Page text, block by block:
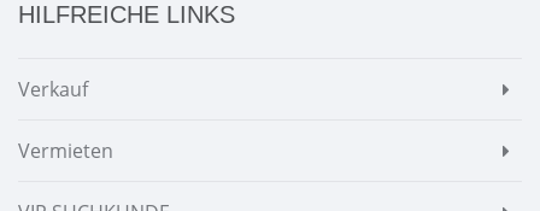
HILFREICHE LINKS
Verkauf
Vermieten